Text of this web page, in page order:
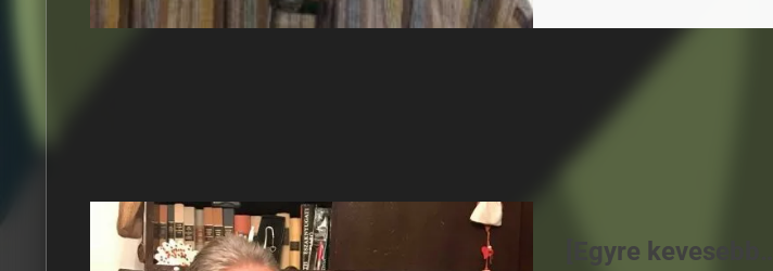
[Egyre kevesebb…]